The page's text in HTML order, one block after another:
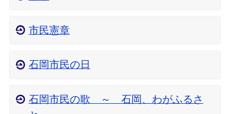
市民憲章
石岡市民の日
石岡市民の歌 ～ 石岡、わがふるさ